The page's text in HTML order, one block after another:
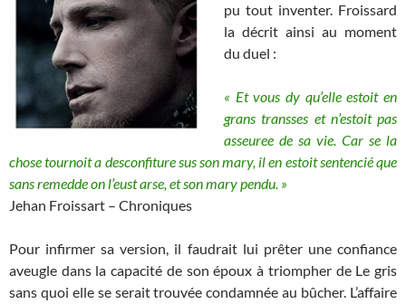
pu tout inventer. Froissard
la décrit ainsi au moment
du duel :
« Et vous dy qu’elle estoit en
grans transses et n’estoit pas
asseuree de sa vie. Car se la
chose tournoit a desconfiture sus son mary, il en estoit sentencié que
sans remedde on l’eust arse, et son mary pendu. »
Jehan Froissart – Chroniques
Pour infirmer sa version, il faudrait lui prêter une confiance
aveugle dans la capacité de son époux à triompher de Le gris
sans quoi elle se serait trouvée condamnée au bûcher. L’affaire